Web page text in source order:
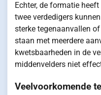
Echter, de formatie
twee verdedigers
sterke tegenaanvallen
staan met meerdere
kwetsbaarheden in de
middenvelders niet
Veelvoorkomende